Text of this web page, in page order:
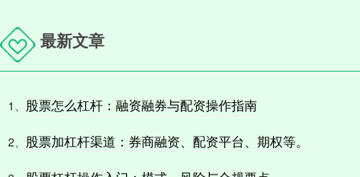
最新文章
1、 股票怎么杠杆：融资融券与配资操作指南
2、 股票加杠杆渠道：券商融资、配资平台、期权等。